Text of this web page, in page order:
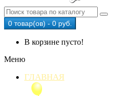
0 товар(ов) - 0 руб.
В корзине пусто!
Меню
ГЛАВНАЯ